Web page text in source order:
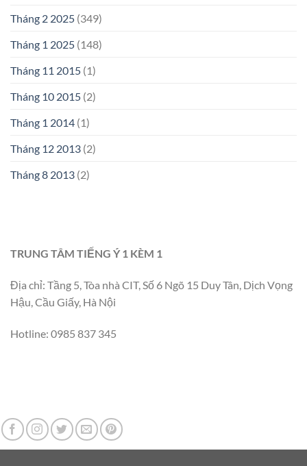
Tháng 2 2025 (349)
Tháng 1 2025 (148)
Tháng 11 2015 (1)
Tháng 10 2015 (2)
Tháng 1 2014 (1)
Tháng 12 2013 (2)
Tháng 8 2013 (2)
TRUNG TÂM TIẾNG Ý 1 KÈM 1
Địa chỉ: Tầng 5, Tòa nhà CIT, Số 6 Ngõ 15 Duy Tân, Dịch Vọng
Hậu, Cầu Giấy, Hà Nội
Hotline: 0985 837 345